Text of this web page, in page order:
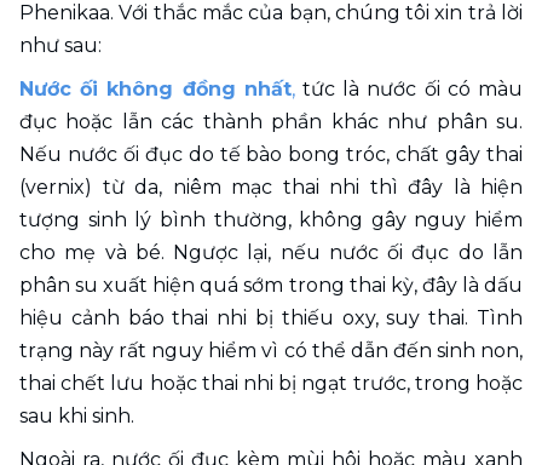
Phenikaa. Với thắc mắc của bạn, chúng tôi xin trả lời
như sau:
Nước ối không đồng nhất, tức là nước ối có màu
đục hoặc lẫn các thành phần khác như phân su.
Nếu nước ối đục do tế bào bong tróc, chất gây thai
(vernix) từ da, niêm mạc thai nhi thì đây là hiện
tượng sinh lý bình thường, không gây nguy hiểm
cho mẹ và bé. Ngược lại, nếu nước ối đục do lẫn
phân su xuất hiện quá sớm trong thai kỳ, đây là dấu
hiệu cảnh báo thai nhi bị thiếu oxy, suy thai. Tình
trạng này rất nguy hiểm vì có thể dẫn đến sinh non,
thai chết lưu hoặc thai nhi bị ngạt trước, trong hoặc
sau khi sinh.
Ngoài ra, nước ối đục kèm mùi hôi hoặc màu xanh